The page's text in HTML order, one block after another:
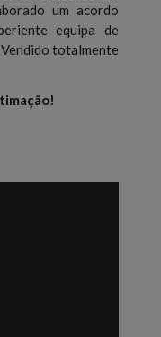
um acordo
equipa de
totalmente